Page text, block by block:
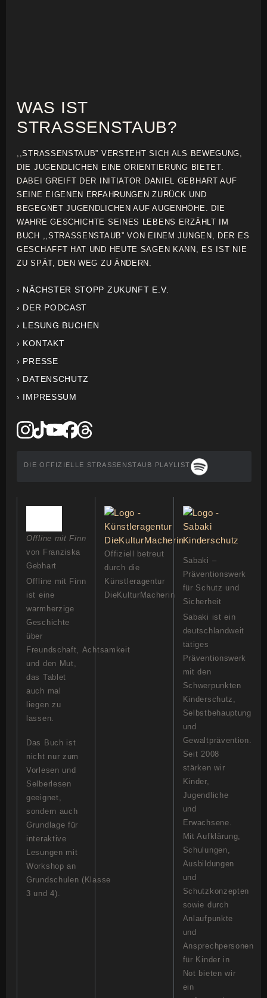
WAS IST
STRASSENSTAUB?
,,STRASSENSTAUB” VERSTEHT SICH ALS BEWEGUNG,
DIE JUGENDLICHEN EINE ORIENTIERUNG BIETET.
DABEI GREIFT DER INITIATOR DANIEL GEBHART AUF
SEINE EIGENEN ERFAHRUNGEN ZURÜCK UND
BEGEGNET JUGENDLICHEN AUF AUGENHÖHE. DIE
WAHRE GESCHICHTE SEINES LEBENS ERZÄHLT IM
BUCH ,,STRASSENSTAUB” VON EINEM JUNGEN, DER ES
GESCHAFFT HAT UND HEUTE SAGEN KANN, ES IST NIE
ZU SPÄT, DEN WEG ZU ÄNDERN.
› NÄCHSTER STOPP ZUKUNFT E.V.
› DER PODCAST
› LESUNG BUCHEN
› KONTAKT
› PRESSE
› DATENSCHUTZ
› IMPRESSUM
DIE OFFIZIELLE STRASSENSTAUB PLAYLIST
Offline mit Finn
von Franziska
Gebhart
Offline mit Finn
ist eine
warmherzige
Geschichte
über
Freundschaft, Achtsamkeit
und den Mut,
das Tablet
auch mal
liegen zu
lassen.
Das Buch ist
nicht nur zum
Vorlesen und
Selberlesen
geeignet,
sondern auch
Grundlage für
interaktive
Lesungen mit
Workshop an
Grundschulen (Klasse
3 und 4).
Offiziell betreut
durch die
Künstleragentur
DieKulturMacherin
Sabaki –
Präventionswerk
für Schutz und
Sicherheit
Sabaki ist ein
deutschlandweit
tätiges
Präventionswerk
mit den
Schwerpunkten
Kinderschutz,
Selbstbehauptung
und
Gewaltprävention.
Seit 2008
stärken wir
Kinder,
Jugendliche
und
Erwachsene.
Mit Aufklärung,
Schulungen,
Ausbildungen
und
Schutzkonzepten
sowie durch
Anlaufpunkte
und
Ansprechpersonen
für Kinder in
Not bieten wir
ein